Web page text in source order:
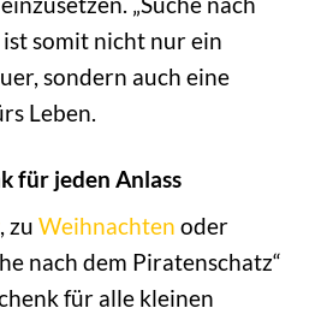
somit nicht nur ein
sondern auch eine
Leben.
für jeden Anlass
, zu Weihnachten oder
nach dem Piratenschatz“
für alle kleinen